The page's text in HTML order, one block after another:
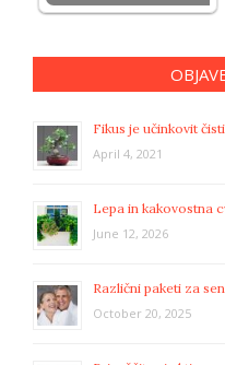
Fikus je učinkovit
April 4, 2021
Lepa in kakovostna
June 12, 2026
Različni paketi za
October 20, 2025